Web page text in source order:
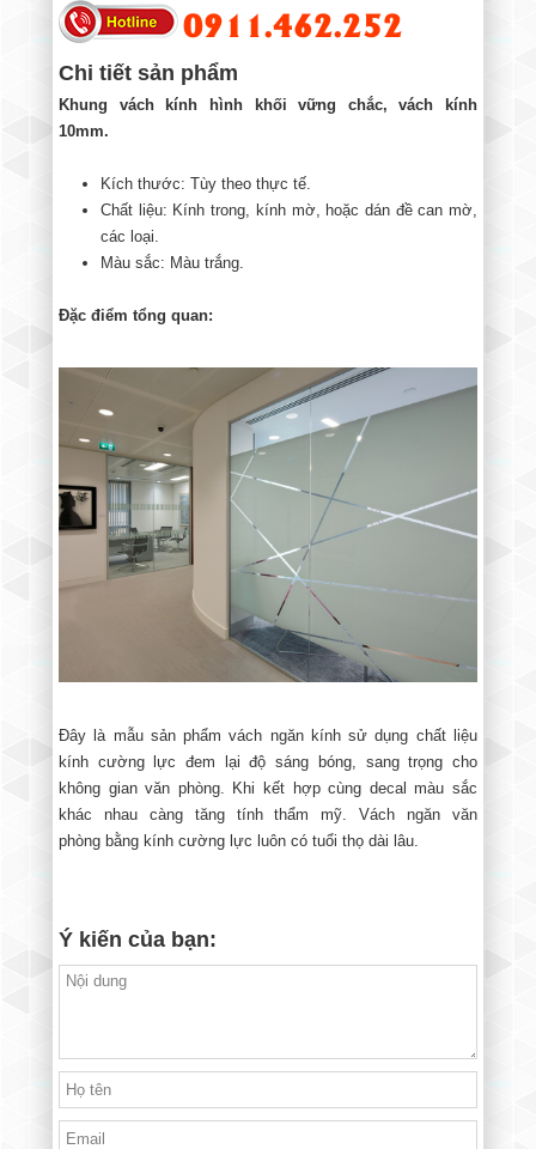
0911.462.252
Chi tiết sản phẩm
Khung vách kính hình khối vững chắc, vách kính
10mm.
Kích thước: Tùy theo thực tế.
Chất liệu: Kính trong, kính mờ, hoặc dán đề can mờ,
các loại.
Màu sắc: Màu trắng.
Đặc điểm tổng quan:
Đây là mẫu sản phẩm vách ngăn kính sử dụng chất liệu
kính cường lực đem lại độ sáng bóng, sang trọng cho
không gian văn phòng. Khi kết hợp cùng decal màu sắc
khác nhau càng tăng tính thẩm mỹ. Vách ngăn văn
phòng bằng kính cường lực luôn có tuổi thọ dài lâu.
Ý kiến của bạn: